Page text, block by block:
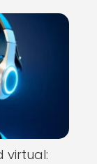
virtual: